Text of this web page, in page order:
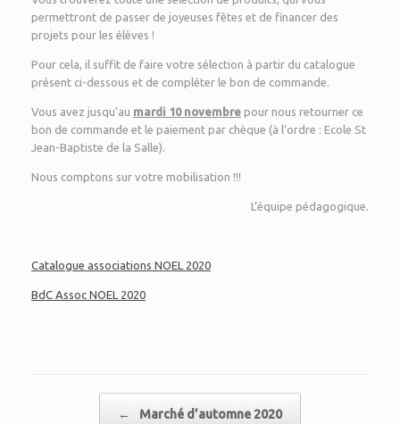
permettront de passer de joyeuses fêtes et de financer des
projets pour les élèves !
Pour cela, il suffit de faire votre sélection à partir du catalogue
présent ci-dessous et de compléter le bon de commande.
Vous avez jusqu’au mardi 10 novembre pour nous retourner ce
bon de commande et le paiement par chèque (à l’ordre : Ecole St
Jean-Baptiste de la Salle).
Nous comptons sur votre mobilisation !!!
L’équipe pédagogique.
Catalogue associations NOEL 2020
BdC Assoc NOEL 2020
← Marché d’automne 2020